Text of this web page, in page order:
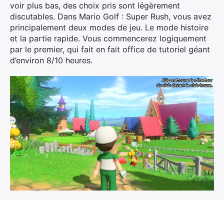
voir plus bas, des choix pris sont légèrement
discutables. Dans Mario Golf : Super Rush, vous avez
principalement deux modes de jeu. Le mode histoire
et la partie rapide. Vous commencerez logiquement
par le premier, qui fait en fait office de tutoriel géant
d’environ 8/10 heures.